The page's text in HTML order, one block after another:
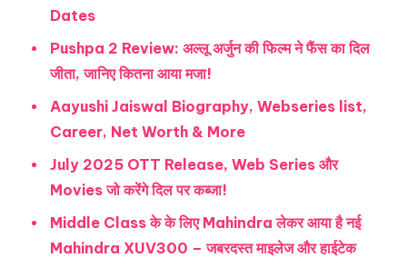
Dates
Pushpa 2 Review: अल्लू अर्जुन की फिल्म ने फैंस का दिल
जीता, जानिए कितना आया मजा!
Aayushi Jaiswal Biography, Webseries list,
Career, Net Worth & More
July 2025 OTT Release, Web Series और
Movies जो करेंगे दिल पर कब्जा!
Middle Class के के लिए Mahindra लेकर आया है नई
Mahindra XUV300 – जबरदस्त माइलेज और हाईटेक